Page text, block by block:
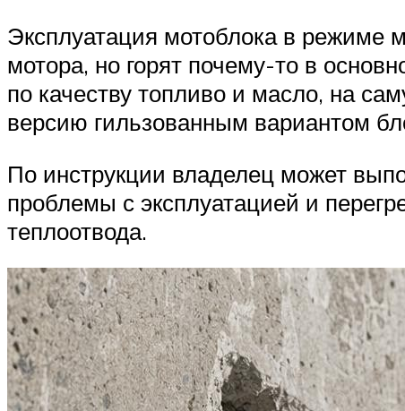
Эксплуатация мотоблока в режиме
мотора, но горят почему-то в
по качеству топливо и масло, на
версию гильзованным вариантом
По инструкции владелец может
проблемы с эксплуатацией и
теплоотвода.